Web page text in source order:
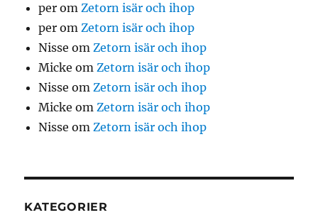
per omZetorn isär och ihop
per omZetorn isär och ihop
Nisse omZetorn isär och ihop
Micke omZetorn isär och ihop
Nisse omZetorn isär och ihop
Micke omZetorn isär och ihop
Nisse omZetorn isär och ihop
KATEGORIER